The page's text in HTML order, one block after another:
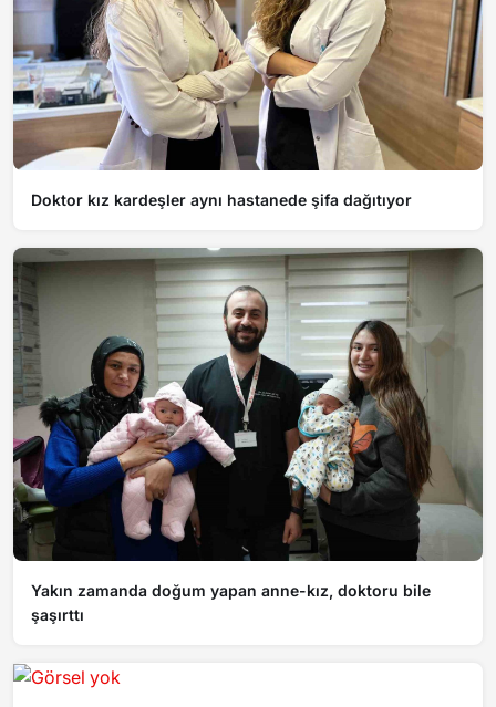
Doktor kız kardeşler aynı hastanede şifa dağıtıyor
Yakın zamanda doğum yapan anne-kız, doktoru bile
şaşırttı